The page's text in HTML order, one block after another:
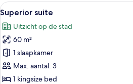
Alle
foto's
voor
Superior
suite
laden
Een
6
Superior suite
Uitzicht op de stad
60 m²
1 slaapkamer
Max. aantal: 3
1 kingsize bed